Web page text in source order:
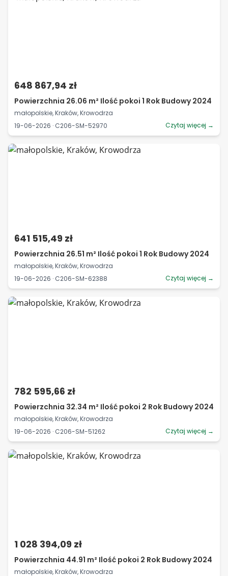
648 867,94 zł
Powierzchnia 26.06 m² Ilość pokoi 1 Rok Budowy 2024
małopolskie, Kraków, Krowodrza
19-06-2026 · C206-SM-52970
Czytaj więcej →
641 515,49 zł
Powierzchnia 26.51 m² Ilość pokoi 1 Rok Budowy 2024
małopolskie, Kraków, Krowodrza
19-06-2026 · C206-SM-62388
Czytaj więcej →
782 595,66 zł
Powierzchnia 32.34 m² Ilość pokoi 2 Rok Budowy 2024
małopolskie, Kraków, Krowodrza
19-06-2026 · C206-SM-51262
Czytaj więcej →
1 028 394,09 zł
Powierzchnia 44.91 m² Ilość pokoi 2 Rok Budowy 2024
małopolskie, Kraków, Krowodrza